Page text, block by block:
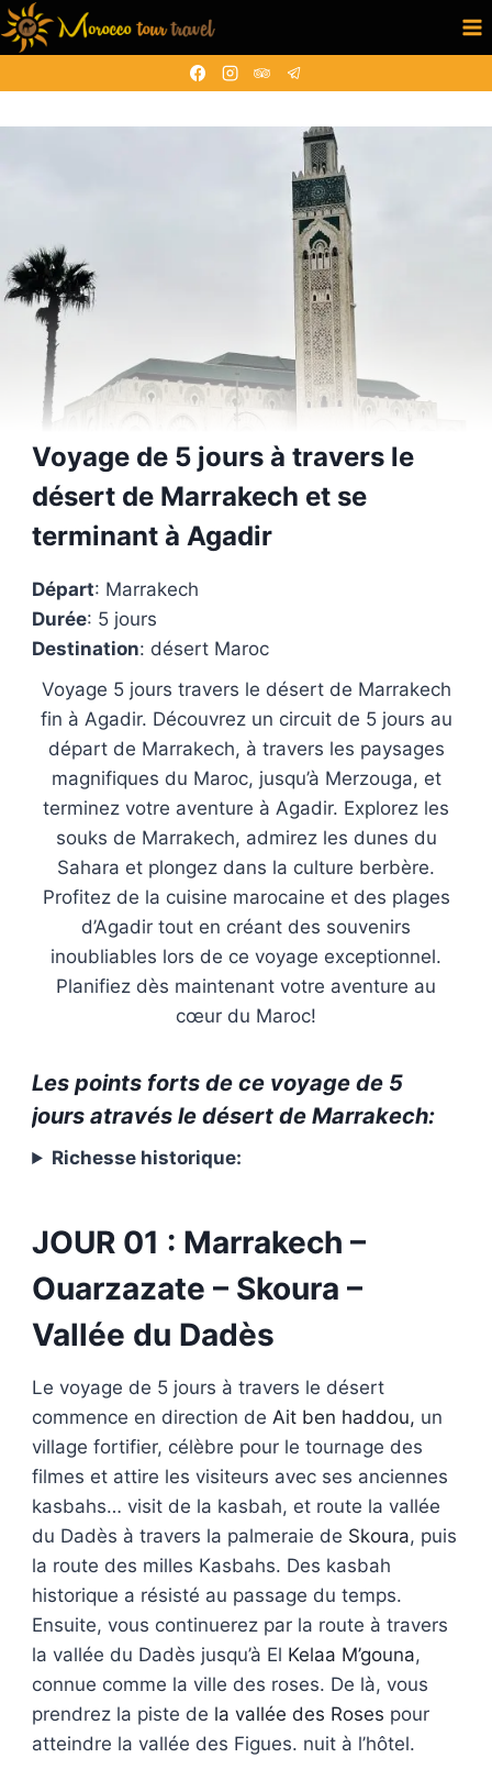
Aller
au
Voyage de 5 jours à travers le
désert de Marrakech et se
terminant à Agadir
Départ: Marrakech
Durée: 5 jours
Destination: désert Maroc
Voyage 5 jours travers le désert de Marrakech
fin à Agadir. Découvrez un circuit de 5 jours au
départ de Marrakech, à travers les paysages
magnifiques du Maroc, jusqu’à Merzouga, et
terminez votre aventure à Agadir. Explorez les
souks de Marrakech, admirez les dunes du
Sahara et plongez dans la culture berbère.
Profitez de la cuisine marocaine et des plages
d’Agadir tout en créant des souvenirs
inoubliables lors de ce voyage exceptionnel.
Planifiez dès maintenant votre aventure au
cœur du Maroc!
Les points forts de ce voyage de 5
jours através le désert de Marrakech:
Richesse historique:
JOUR 01 : Marrakech –
Ouarzazate – Skoura –
Vallée du Dadès
Le voyage de 5 jours à travers le désert
commence en direction deAit ben haddou, un
village fortifier, célèbre pour le tournage des
filmes et attire les visiteurs avec ses anciennes
kasbahs… visit de la kasbah, et route la vallée
du Dadès à travers la palmeraie de Skoura, puis
la route des milles Kasbahs. Des kasbah
historique a résisté au passage du temps.
Ensuite, vous continuerez par la route à travers
la vallée du Dadès jusqu’à El Kelaa M’gouna,
connue comme la ville des roses. De là, vous
prendrez la piste de la vallée des Roses pour
atteindre la vallée des Figues. nuit à l’hôtel.